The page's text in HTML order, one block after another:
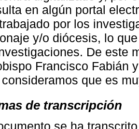
en algún portal
por los
y/o diócesis, lo
De este
Francisco Fabián
que es
de transcripción
se ha